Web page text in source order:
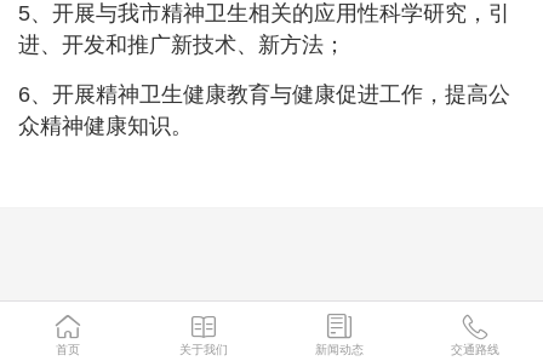
5、开展与我市精神卫生相关的应用性科学研究，引
进、开发和推广新技术、新方法；
6、开展精神卫生健康教育与健康促进工作，提高公
众精神健康知识。
首页 关于我们 新闻动态 交通路线